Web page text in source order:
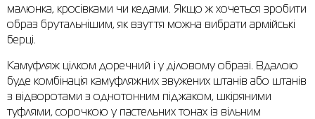
Спідниці
Nike
Puma
Radder
малюнка, кросівками чи кедами. Якщо ж хочеться зробити
образ брутальнішим, як взуття можна вибрати армійські
берці.
Камуфляж цілком доречний і у діловому образі. Вдалою
буде комбінація камуфляжних звужених штанів або штанів
з відворотами з однотонним піджаком, шкіряними
туфлями, сорочкою у пастельних тонах із вільним